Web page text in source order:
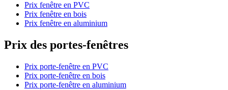
Prix fenêtre en PVC
Prix fenêtre en bois
Prix fenêtre en aluminium
Prix des portes-fenêtres
Prix porte-fenêtre en PVC
Prix porte-fenêtre en bois
Prix porte-fenêtre en aluminium